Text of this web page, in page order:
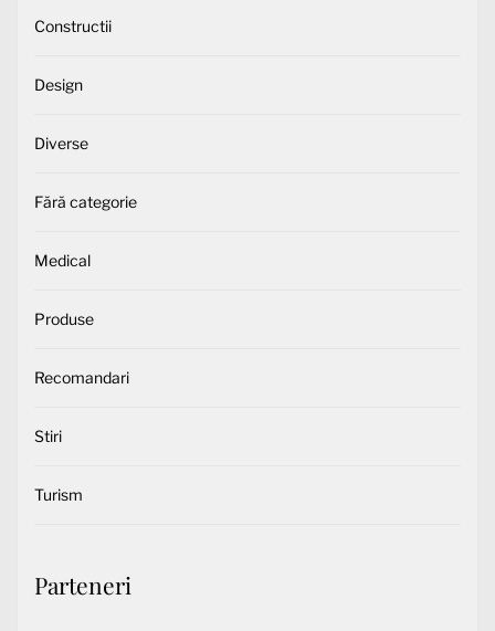
Constructii
Design
Diverse
Fără categorie
Medical
Produse
Recomandari
Stiri
Turism
Parteneri